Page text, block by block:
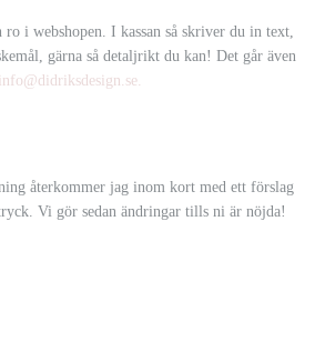
i webshopen. I kassan så skriver du in text,
gärna så detaljrikt du kan! Det går även
info@didriksdesign.se.
återkommer jag inom kort med ett förslag
Vi gör sedan ändringar tills ni är nöjda!